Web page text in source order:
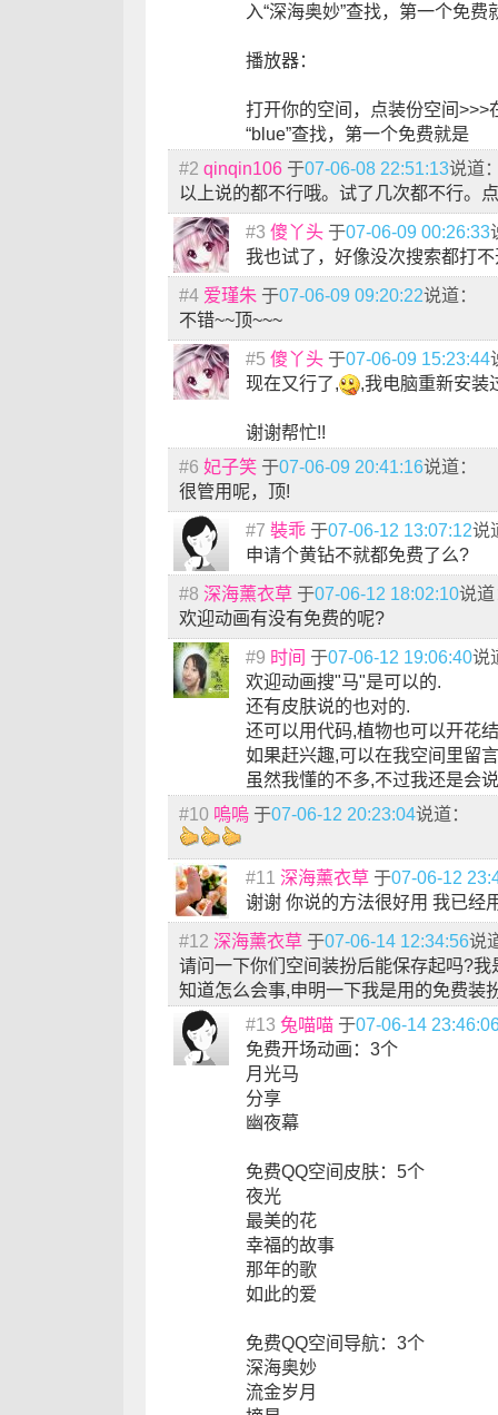
入“深海奥妙”查找，第一个免费
播放器：
打开你的空间，点装份空间
“blue”查找，第一个免费就是
#2 qinqin106 于07-06-08 22:51:13说道
以上说的都不行哦。试了几次都不行。
#3 傻丫头 于07-06-09 00:26:33
我也试了，好像没次搜索都打不
#4 爱瑾朱 于07-06-09 09:20:22说道：
不错~~顶~~~
#5 傻丫头 于07-06-09 15:23:44
现在又行了,
,我电脑重新安装
谢谢帮忙!!
#6 妃子笑 于07-06-09 20:41:16说道：
很管用呢，顶!
#7 裝乖 于07-06-12 13:07:12说
申请个黄钻不就都免费了么?
#8 深海薰衣草 于07-06-12 18:02:10说道
欢迎动画有没有免费的呢?
#9 时间 于07-06-12 19:06:40说
欢迎动画搜"马"是可以的.
还有皮肤说的也对的.
还可以用代码,植物也可以开花
如果赶兴趣,可以在我空间里留
虽然我懂的不多,不过我还是会
#10 嗚嗚 于07-06-12 20:23:04说道：
#11 深海薰衣草 于07-06-12
谢谢 你说的方法很好用 我已经
#12 深海薰衣草 于07-06-14 12:34:56说
请问一下你们空间装扮后能保存起吗?我
知道怎么会事,申明一下我是用的免费装
#13 兔喵喵 于07-06-14
免费开场动画：3个
月光马
分享
幽夜幕
免费QQ空间皮肤：5个
夜光
最美的花
幸福的故事
那年的歌
如此的爱
免费QQ空间导航：3个
深海奥妙
流金岁月